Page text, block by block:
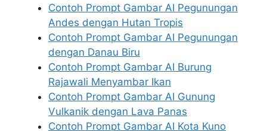
Contoh Prompt Gambar AI Pegunungan
Andes dengan Hutan Tropis
Contoh Prompt Gambar AI Pegunungan
dengan Danau Biru
Contoh Prompt Gambar AI Burung
Rajawali Menyambar Ikan
Contoh Prompt Gambar AI Gunung
Vulkanik dengan Lava Panas
Contoh Prompt Gambar AI Kota Kuno